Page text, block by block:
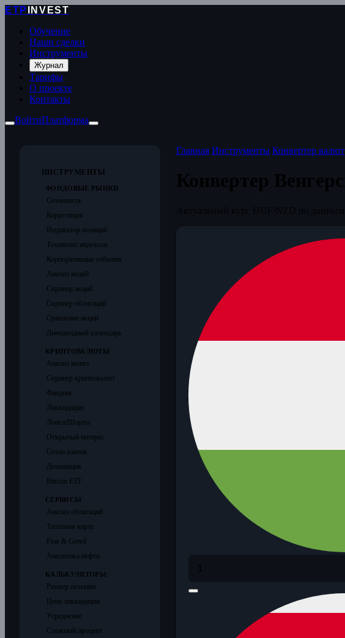
ETP
INVEST
Обучение
Наши сделки
Инструменты
Журнал
Тарифы
О проекте
Контакты
ВойтиПлатформа
ИНСТРУМЕНТЫ
ФОНДОВЫЕ РЫНКИ
Сезонность
Корреляция
Индикатор позиций
Теханализ индексов
Корпоративные события
Анализ акций
Скринер акций
Скринер облигаций
Сравнение акций
Дивидендный календарь
КРИПТОВАЛЮТЫ
Анализ монет
Скринер криптовалют
Фандинг
Ликвидации
Лонги/Шорты
Открытый интерес
Сезон альтов
Доминация
Bitcoin ETF
СЕРВИСЫ
Анализ облигаций
Тепловая карта
Fear & Greed
Аналитика нефти
КАЛЬКУЛЯТОРЫ
Размер позиции
Цена ликвидации
Усреднение
Сложный процент
Главная/ Инструменты/ Конвертер валют/